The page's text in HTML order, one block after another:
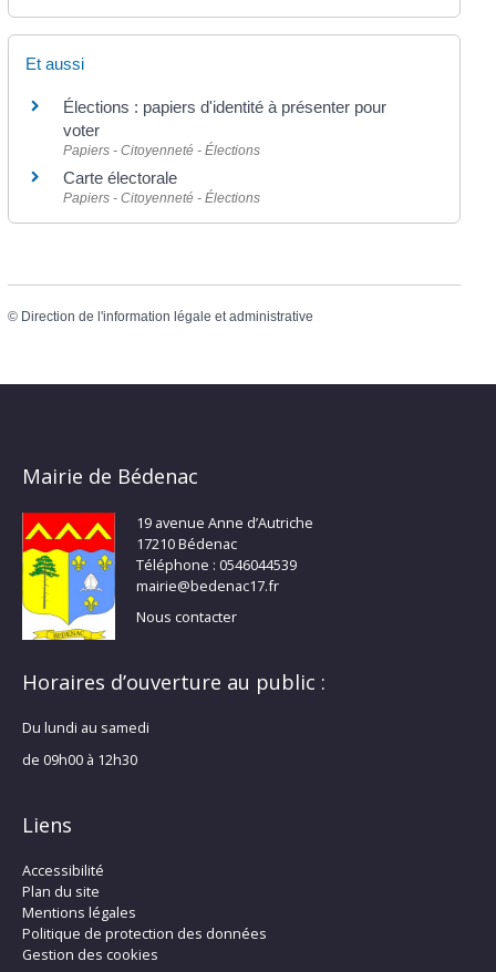
Et aussi
Élections : papiers d'identité à présenter pour
voter
Papiers - Citoyenneté - Élections
Carte électorale
Papiers - Citoyenneté - Élections
© Direction de l'information légale et administrative
Mairie de Bédenac
19 avenue Anne d’Autriche
17210 Bédenac
Téléphone : 0546044539
mairie@bedenac17.fr
Nous contacter
Horaires d’ouverture au public :
Du lundi au samedi
de 09h00 à 12h30
Liens
Accessibilité
Plan du site
Mentions légales
Politique de protection des données
Gestion des cookies